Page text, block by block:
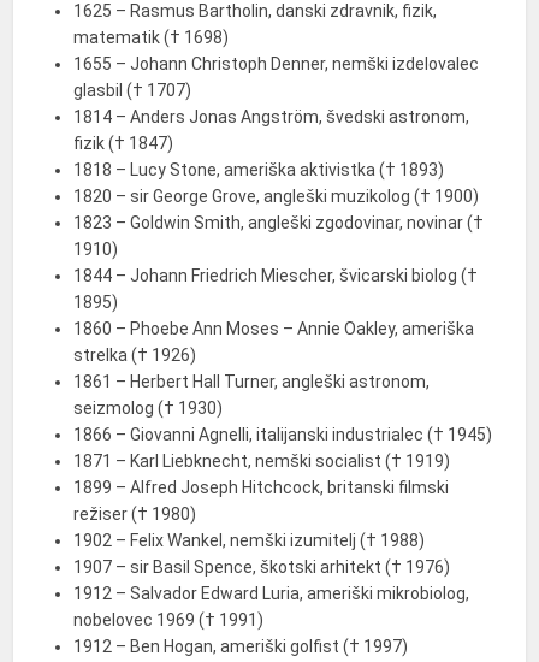
1625 – Rasmus Bartholin, danski zdravnik, fizik,
matematik († 1698)
1655 – Johann Christoph Denner, nemški izdelovalec
glasbil († 1707)
1814 – Anders Jonas Angström, švedski astronom,
fizik († 1847)
1818 – Lucy Stone, ameriška aktivistka († 1893)
1820 – sir George Grove, angleški muzikolog († 1900)
1823 – Goldwin Smith, angleški zgodovinar, novinar (†
1910)
1844 – Johann Friedrich Miescher, švicarski biolog (†
1895)
1860 – Phoebe Ann Moses – Annie Oakley, ameriška
strelka († 1926)
1861 – Herbert Hall Turner, angleški astronom,
seizmolog († 1930)
1866 – Giovanni Agnelli, italijanski industrialec († 1945)
1871 – Karl Liebknecht, nemški socialist († 1919)
1899 – Alfred Joseph Hitchcock, britanski filmski
režiser († 1980)
1902 – Felix Wankel, nemški izumitelj († 1988)
1907 – sir Basil Spence, škotski arhitekt († 1976)
1912 – Salvador Edward Luria, ameriški mikrobiolog,
nobelovec 1969 († 1991)
1912 – Ben Hogan, ameriški golfist († 1997)